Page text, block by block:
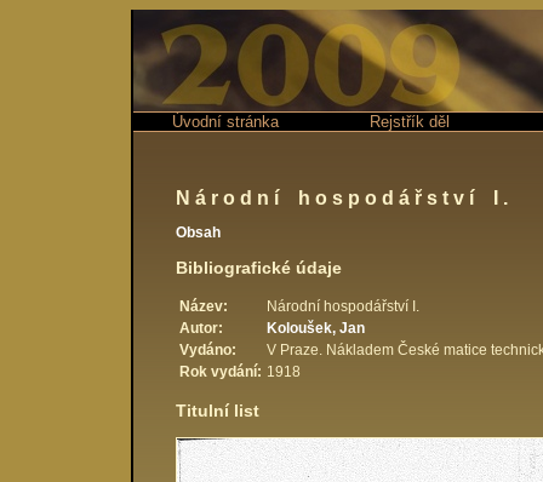
Úvodní stránka Rejstřík děl
Národní hospodářství I.
Obsah
Bibliografické údaje
Název:
Národní hospodářství I.
Autor:
Koloušek, Jan
Vydáno:
V Praze. Nákladem České matice
Rok vydání: 1918
Titulní list